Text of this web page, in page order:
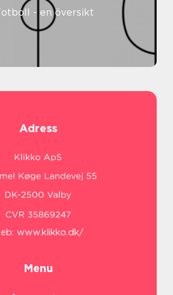
- en översikt
Adress
www.klikko.dk/
Menu